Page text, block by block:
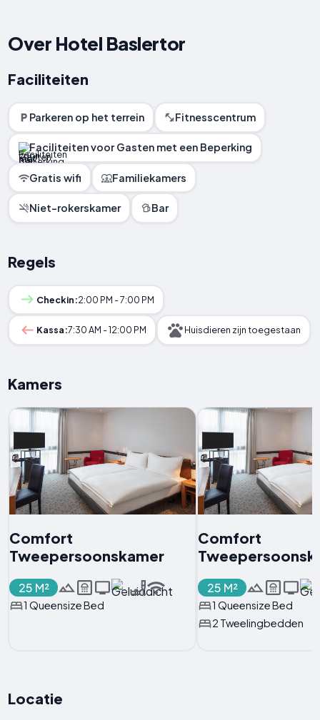
Over Hotel Baslertor
Faciliteiten
Parkeren op het terrein Fitnesscentrum
Faciliteiten voor Gasten met een Beperking
Gratis wifi Familiekamers
Niet-rokerskamer Bar
Regels
Checkin:2:00 PM - 7:00 PM
Kassa:7:30 AM - 12:00 PM Huisdieren zijn toegestaan
Kamers
Comfort
Tweepersoonskamer
25 M²
1 Queensize Bed
Comfort
25 M²
1 Queensize Bed
2 Tweelingbedden
Locatie